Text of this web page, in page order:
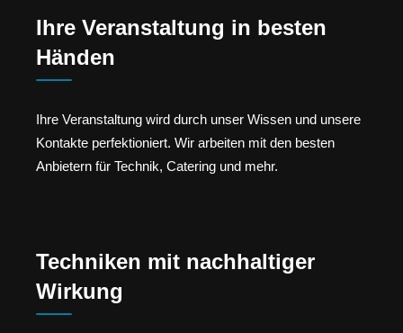
Ihre Veranstaltung in besten
Händen
Ihre Veranstaltung wird durch unser Wissen und unsere
Kontakte perfektioniert. Wir arbeiten mit den besten
Anbietern für Technik, Catering und mehr.
Techniken mit nachhaltiger
Wirkung